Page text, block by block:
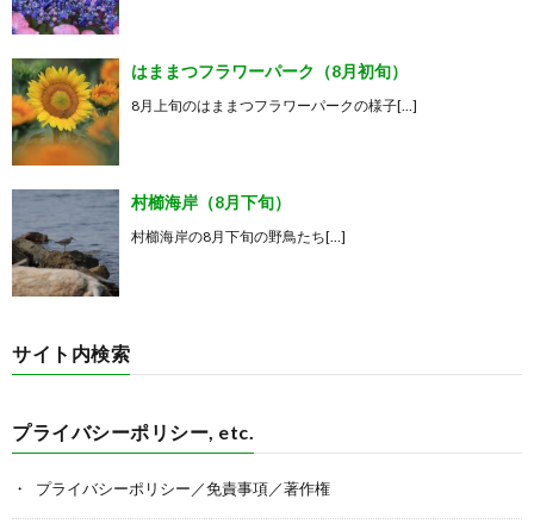
はままつフラワーパーク（8月初旬）
8月上旬のはままつフラワーパークの様子[…]
村櫛海岸（8月下旬）
村櫛海岸の8月下旬の野鳥たち[…]
サイト内検索
プライバシーポリシー, etc.
プライバシーポリシー／免責事項／著作権